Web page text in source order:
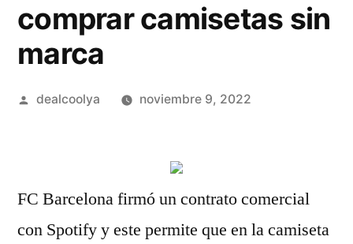
comprar camisetas sin
marca
Publicado
dealcoolya noviembre 9, 2022
FC Barcelona firmó un contrato comercial
con Spotify y este permite que en la camiseta